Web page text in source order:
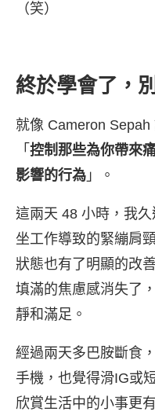
（笑）
終於學會了，
就像 Cameron
「 控制那些為你帶來
影響的行為 」。
這兩天 48 小時，我
坐工作導致的緊繃肩
狀態也有了明顯的改
填滿的焦慮感消失了
靜和滿足。
經過兩天多巴胺斷食
手機，也覺得滑IG或
欣賞生活中的小事更